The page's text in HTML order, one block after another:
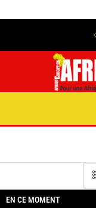
EN CE MOMENT